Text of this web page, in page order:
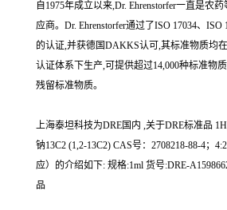
自1975年成立以来,Dr. Ehrenstorfer一直是农
应商。Dr. Ehrenstorfer通过了ISO 17034、ISO
的认证,并获德国DAKKS认可,其标准物质均在
认证体系下生产,可提供超过14,000种标准物
残留标准物质。
上海泰坦科技为DRE国内 ,关于DRE标准品
钠13C2 (1,2-13C2) CAS号：2708218-88-4；
应）的介绍如下: 规格:1ml 货号:DRE-
品